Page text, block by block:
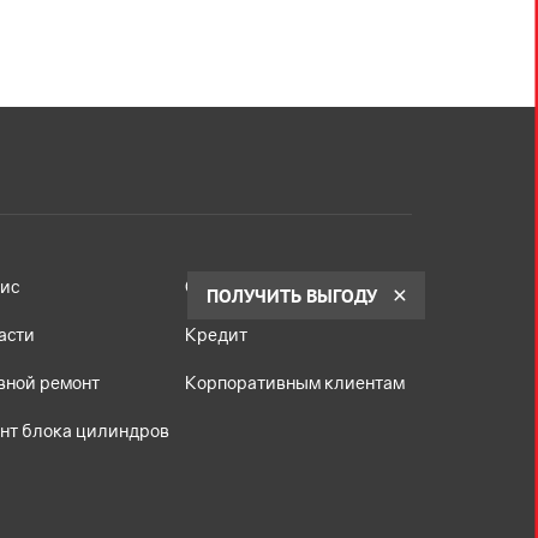
ремонт
блока цилиндров
Страхование
Кредит
Корпоративным клиентам
ПОЛУЧИТЬ ВЫГОДУ